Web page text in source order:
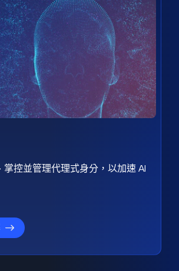
掌控並管理代理式身分，以加速 AI